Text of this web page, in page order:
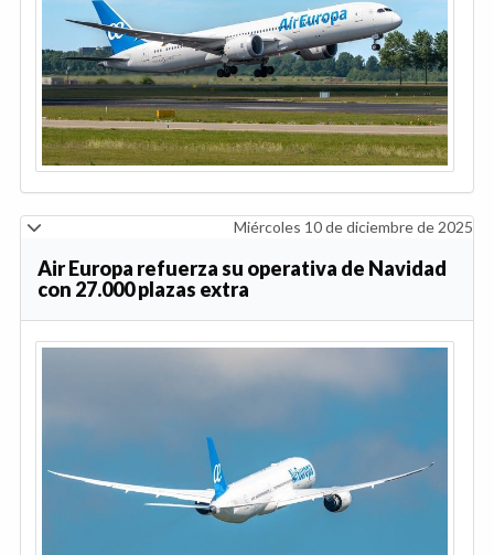
Miércoles 10 de diciembre de 2025
Air Europa refuerza su operativa de Navidad
con 27.000 plazas extra